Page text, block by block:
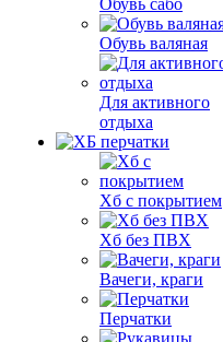
Обувь сабо
Обувь валяная
Для активного
отдыха
Хб с покрытием
Хб без ПВХ
Вачеги, краги
Перчатки